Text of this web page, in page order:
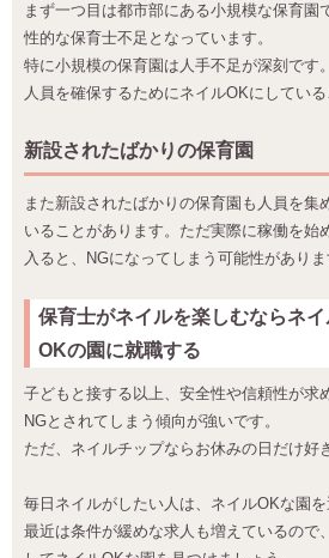
まず一つ目は都市部にある小規模な保育園
性的な保育士不足となっています。
特に小規模の保育園は人手不足が深刻です
人員を確保するためにネイルOKにしている
新設されたばかりの保育園
また新設されたばかりの保育園も人員を集
いることがあります。ただ実際に稼働を始
入ると、NGになってしまう可能性がありま
保育士がネイルを楽しむならネ
OKの園に就職する
子どもと接する以上、安全性や信頼性が求
NGとされてしまう傾向が強いです。
ただ、ネイルチップならお休みの日だけ好
毎日ネイルがしたい人は、ネイルOKな園を
最近は条件が緩めな求人も増えているので